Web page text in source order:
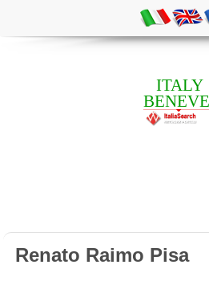
ITALY
Renato Raimo Pisa